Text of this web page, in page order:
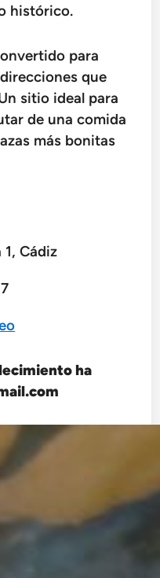
histórico.
para
que
sitio ideal para
de una comida
más bonitas
Cádiz
ha